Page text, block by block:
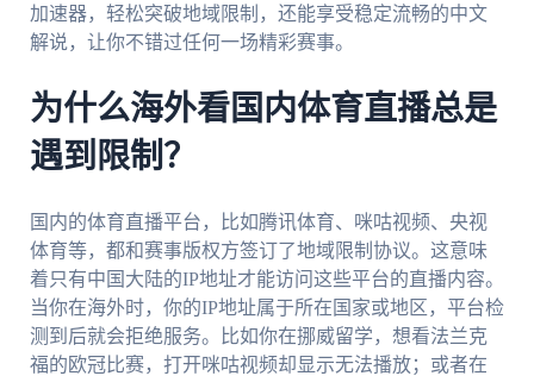
加速器，轻松突破地域限制，还能享受稳定流畅的中文
解说，让你不错过任何一场精彩赛事。
为什么海外看国内体育直播总是
遇到限制？
国内的体育直播平台，比如腾讯体育、咪咕视频、央视
体育等，都和赛事版权方签订了地域限制协议。这意味
着只有中国大陆的IP地址才能访问这些平台的直播内容。
当你在海外时，你的IP地址属于所在国家或地区，平台检
测到后就会拒绝服务。比如你在挪威留学，想看法兰克
福的欧冠比赛，打开咪咕视频却显示无法播放；或者在